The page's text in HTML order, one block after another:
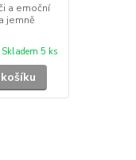
a emoční
jemně
Skladem 5 ks